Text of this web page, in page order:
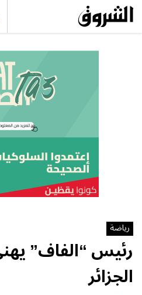
رياضة
رئيس “الفاف”
الجزائر